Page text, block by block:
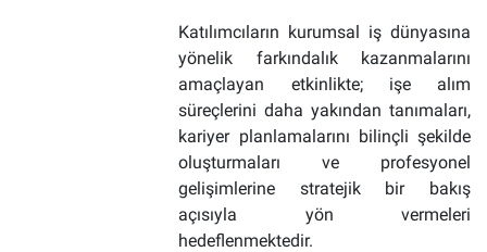
Katılımcıların kurumsal iş dünyasına
yönelik farkındalık kazanmalarını
amaçlayan etkinlikte; işe alım
süreçlerini daha yakından tanımaları,
kariyer planlamalarını bilinçli şekilde
oluşturmaları ve profesyonel
gelişimlerine stratejik bir bakış
açısıyla yön vermeleri
hedeflenmektedir.